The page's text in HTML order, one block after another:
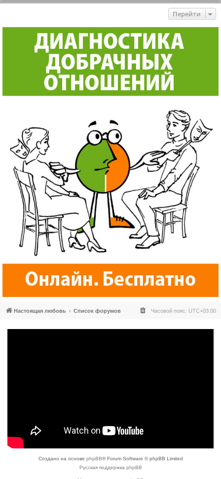
Перейти
Настоящая любовь Список форумов Часовой пояс: UTC+03:00
Создано на основе phpBB® Forum Software © phpBB Limited
Русская поддержка phpBB